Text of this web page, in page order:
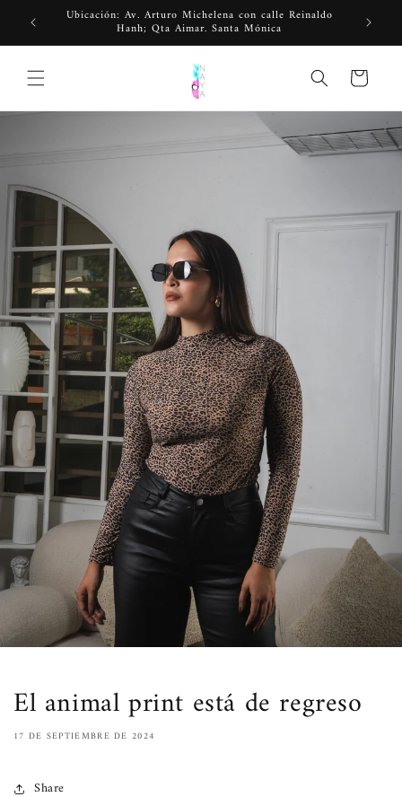
directamenteUbicación: Av. Arturo Michelena con calle Reinaldo
Hanh; Qta Aimar. Santa Mónica
Carrito
El animal print está de regreso
17 DE SEPTIEMBRE DE 2024
Share